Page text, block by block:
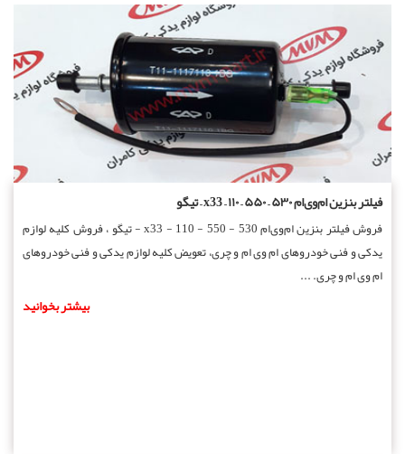
فیلتر بنزین ام‌وی‌ام ۵۳۰ – ۵۵۰ – ۱۱۰ – x33 – تیگو
فروش فیلتر بنزین ام‌وی‌ام 530 - 550 - 110 - x33 - تیگو ، فروش کلیه لوازم
یدکی و فنی خودروهای ام وی ام و چری، تعویض کلیه لوازم یدکی و فنی خودروهای
ام وی ام و چری. ...
بیشتر بخوانید